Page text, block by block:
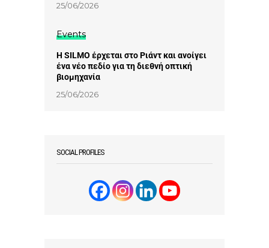
25/06/2026
Events
Η SILMO έρχεται στο Ριάντ και ανοίγει
ένα νέο πεδίο για τη διεθνή οπτική
βιομηχανία
25/06/2026
SOCIAL PROFILES